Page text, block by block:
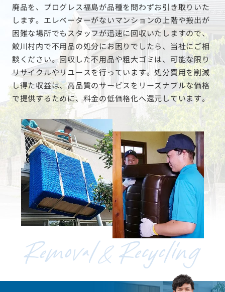
廃品を、プログレス福島が品種を問わずお引き取りいた
します。エレベーターがないマンションの上階や搬出が
困難な場所でもスタッフが迅速に回収いたしますので、
鮫川村内で不用品の処分にお困りでしたら、当社にご相
談ください。回収した不用品や粗大ゴミは、可能な限り
リサイクルやリユースを行っています。処分費用を削減
し得た収益は、高品質のサービスをリーズナブルな価格
で提供するために、料金の低価格化へ還元しています。